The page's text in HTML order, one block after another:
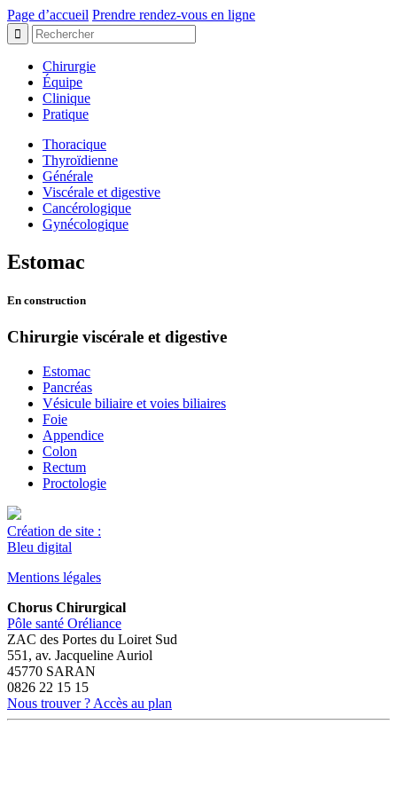
Page d’accueil Prendre rendez-vous en ligne
Chirurgie
Équipe
Clinique
Pratique
Thoracique
Thyroïdienne
Générale
Viscérale et digestive
Cancérologique
Gynécologique
Estomac
En construction
Chirurgie viscérale et digestive
Estomac
Pancréas
Vésicule biliaire et voies biliaires
Foie
Appendice
Colon
Rectum
Proctologie
Création de site :
Bleu digital
Mentions légales
Chorus Chirurgical
Pôle santé Oréliance
ZAC des Portes du Loiret Sud
551, av. Jacqueline Auriol
45770 SARAN
0826 22 15 15
Nous trouver ? Accès au plan